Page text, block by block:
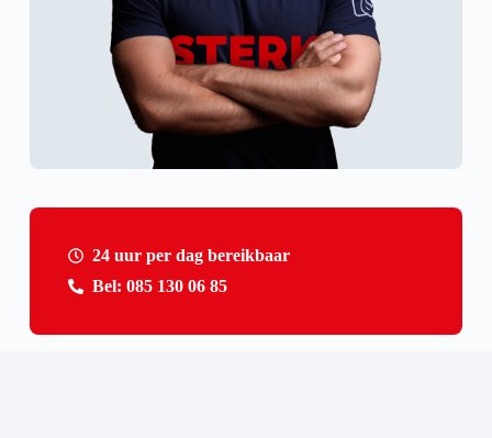
24 uur per dag bereikbaar
Bel: 085 130 06 85